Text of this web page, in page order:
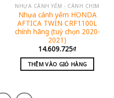
NHỰA CÁNH YẾM - CÁNH CHIM
Nhựa cánh yếm HONDA
AFTICA TWIN CRF1100L
chính hãng (tuỳ chọn 2020-
2021)
14.609.725₫
THÊM VÀO GIỎ HÀNG